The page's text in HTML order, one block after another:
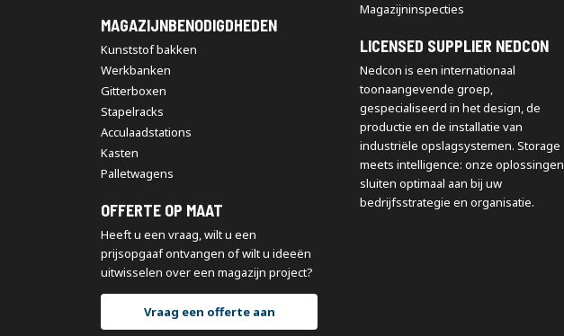
MAGAZIJNBENODIGDHEDEN
Kunststof bakken
Werkbanken
Gitterboxen
Stapelracks
Acculaadstations
Kasten
Palletwagens
OFFERTE OP MAAT
Heeft u een vraag, wilt u een
prijsopgaaf ontvangen of wilt u ideeën
uitwisselen over een magazijn project?
Vraag een offerte aan
Magazijninspecties
LICENSED SUPPLIER NEDCON
Nedcon is een internationaal
toonaangevende groep,
gespecialiseerd in het design, de
productie en de installatie van
industriële opslagsystemen. Storage
meets intelligence: onze oplossingen
sluiten optimaal aan bij uw
bedrijfsstrategie en organisatie.